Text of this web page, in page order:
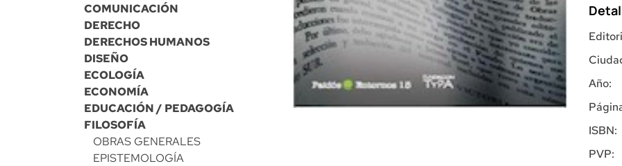
COMUNICACIÓN
DERECHO
DERECHOS HUMANOS
DISEÑO
ECOLOGÍA
ECONOMÍA
EDUCACIÓN / PEDAGOGÍA
FILOSOFÍA
OBRAS GENERALES
EPISTEMOLOGÍA
Año:
ISBN:
PVP: